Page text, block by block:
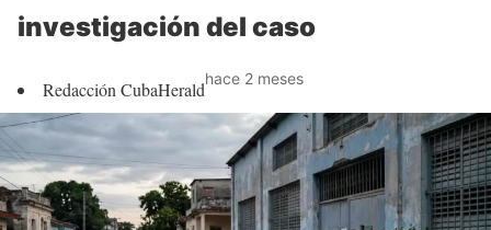
investigación del caso
Redacción CubaHeraldhace 2 meses